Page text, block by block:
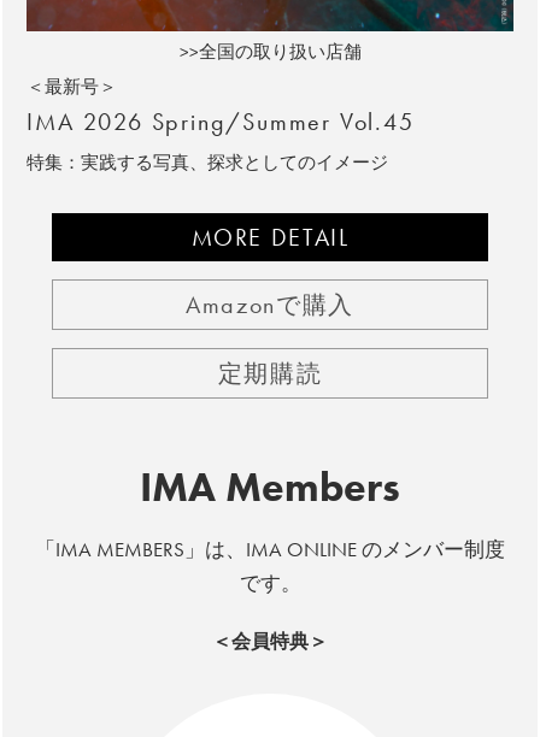
>>全国の取り扱い店舗
＜最新号＞
IMA 2026 Spring/Summer Vol.45
特集：実践する写真、探求としてのイメージ
MORE DETAIL
Amazonで購入
定期購読
IMA Members
「IMA MEMBERS」は、IMA ONLINE のメンバー制度
です。
＜会員特典＞